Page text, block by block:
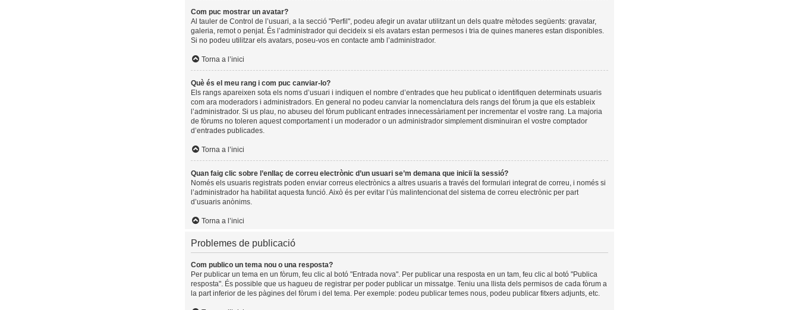
Com puc mostrar un avatar?
Al tauler de Control de l’usuari, a la secció "Perfil", podeu afegir un avatar utilitzant un dels quatre mètodes següents: gravatar,
galeria, remot o penjat. És l’administrador qui decideix si els avatars estan permesos i tria de quines maneres estan disponibles.
Si no podeu utilitzar els avatars, poseu-vos en contacte amb l’administrador.
Torna a l’inici
Què és el meu rang i com puc canviar-lo?
Els rangs apareixen sota els noms d’usuari i indiquen el nombre d’entrades que heu publicat o identifiquen determinats usuaris
com ara moderadors i administradors. En general no podeu canviar la nomenclatura dels rangs del fòrum ja que els estableix
l’administrador. Si us plau, no abuseu del fòrum publicant entrades innecessàriament per incrementar el vostre rang. La majoria
de fòrums no toleren aquest comportament i un moderador o un administrador simplement disminuiran el vostre comptador
d’entrades publicades.
Torna a l’inici
Quan faig clic sobre l’enllaç de correu electrònic d’un usuari se’m demana que iniciï la sessió?
Només els usuaris registrats poden enviar correus electrònics a altres usuaris a través del formulari integrat de correu, i només si
l’administrador ha habilitat aquesta funció. Això és per evitar l’ús malintencionat del sistema de correu electrònic per part
d’usuaris anònims.
Torna a l’inici
Problemes de publicació
Com publico un tema nou o una resposta?
Per publicar un tema en un fòrum, feu clic al botó "Entrada nova". Per publicar una resposta en un tam, feu clic al botó "Publica
resposta". És possible que us hagueu de registrar per poder publicar un missatge. Teniu una llista dels permisos de cada fòrum a
la part inferior de les pàgines del fòrum i del tema. Per exemple: podeu publicar temes nous, podeu publicar fitxers adjunts, etc.